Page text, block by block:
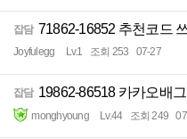
잡담 71862-16852 추천코드
Joyfulegg Lv.1 조회 253 07-27
잡담 19862-86518 카카오배
monghyoung Lv.44 조회 249